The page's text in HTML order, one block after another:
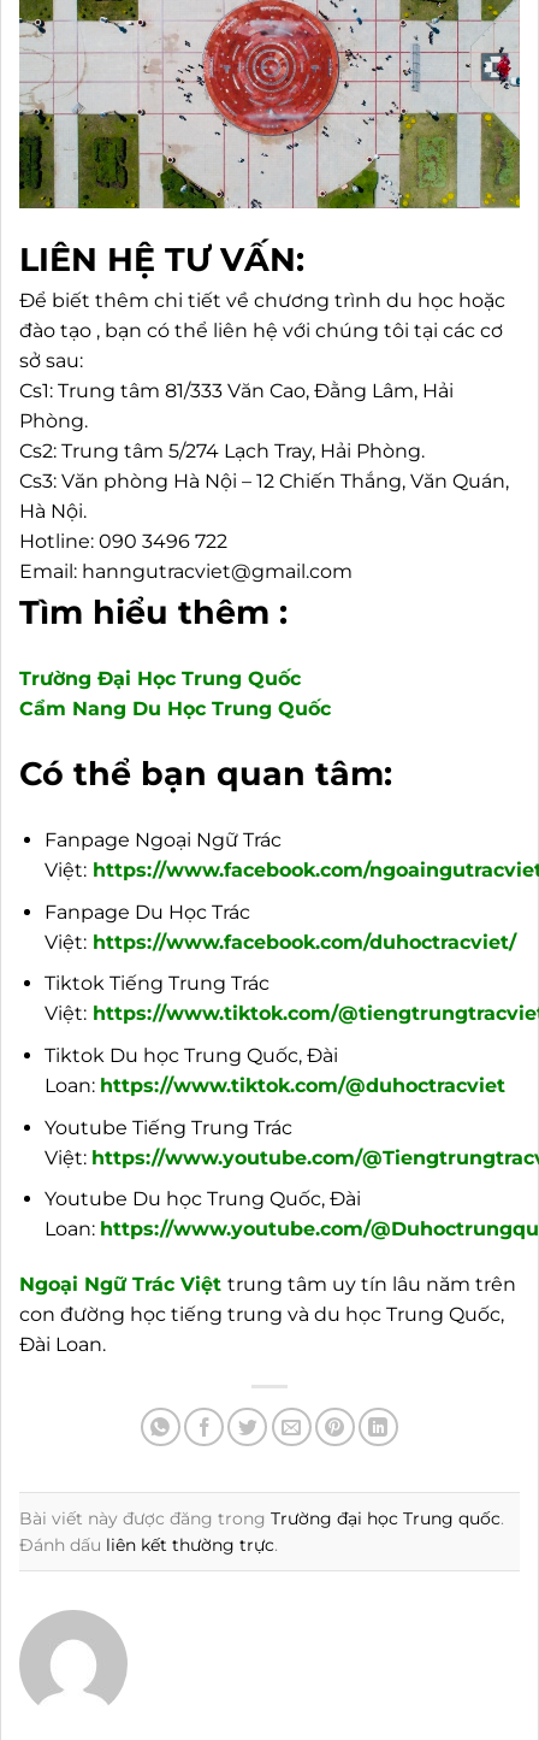
LIÊN HỆ TƯ VẤN:
Để biết thêm chi tiết về chương trình du học hoặc
đào tạo , bạn có thể liên hệ với chúng tôi tại các cơ
sở sau:
Cs1: Trung tâm 81/333 Văn Cao, Đằng Lâm, Hải
Phòng.
Cs2: Trung tâm 5/274 Lạch Tray, Hải Phòng.
Cs3: Văn phòng Hà Nội – 12 Chiến Thắng, Văn Quán,
Hà Nội.
Hotline: 090 3496 722
Email: hanngutracviet@gmail.com
Tìm hiểu thêm :
Trường Đại Học Trung Quốc
Cẩm Nang Du Học Trung Quốc
Có thể bạn quan tâm:
Fanpage Ngoại Ngữ Trác
Việt: https://www.facebook.com/
Fanpage Du Học Trác
Việt:https://www.facebook.com/duhoctracviet/
Tiktok Tiếng Trung Trác
Việt: https://www.tiktok.com/
Tiktok Du học Trung Quốc, Đài
Loan: https://www.tiktok.com/@duhoctracviet
Youtube Tiếng Trung Trác
Việt: https://www.youtube.com/
Youtube Du học Trung Quốc, Đài
Loan: https://www.youtube.com/
Ngoại Ngữ Trác Việt trung tâm uy tín lâu năm trên
con đường học tiếng trung và du học Trung Quốc,
Đài Loan.
Bài viết này được đăng trong Trường đại học Trung quốc.
Đánh dấu liên kết thường trực.